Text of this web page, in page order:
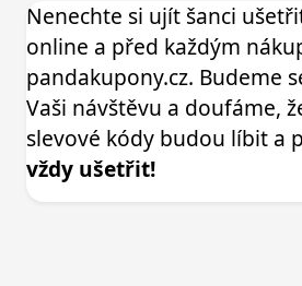
Nenechte si ujít šanci
online a před každým
pandakupony.cz. Budeme
Vaši návštěvu a doufáme,
slevové kódy budou líbit a
vždy ušetřit!